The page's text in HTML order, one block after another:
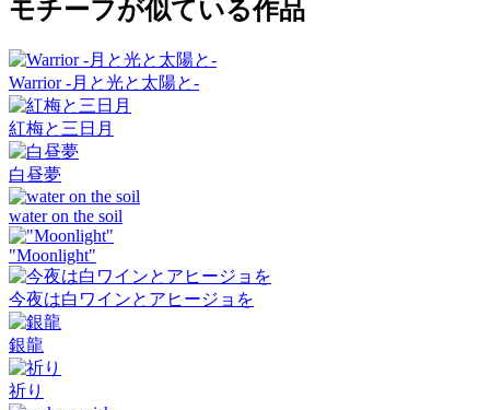
モチーフが似ている作品
Warrior -月と光と太陽と-
紅梅と三日月
白昼夢
water on the soil
"Moonlight"
今夜は白ワインとアヒージョを
銀龍
祈り